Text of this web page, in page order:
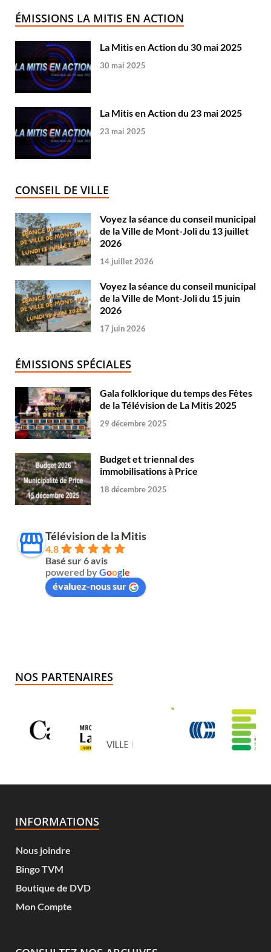
ÉMISSIONS LA MITIS EN ACTION
La Mitis en Action du 30 mai 2025
30 mai 2025
La Mitis en Action du 23 mai 2025
23 mai 2025
CONSEIL DE VILLE
Voyez la séance du conseil municipal
de la Ville de Mont-Joli du 13 juillet
2026
14 juillet 2026
Voyez la séance du conseil municipal
de la Ville de Mont-Joli du 15 juin
2026
17 juin 2026
ÉMISSIONS SPÉCIALES
Gala folklorique du temps des Fêtes
de la Télévision de La Mitis 2025
29 décembre 2025
Budget et triennal des
immobilisations à Price
18 décembre 2025
Télévision de la Mitis
4.8
Basé sur 6 avis
powered byGoogle
évaluez-nous sur
NOS PARTENAIRES
INFORMATIONS
Nous joindre
Bingo TVM
Boutique de DVD
Mon Compte